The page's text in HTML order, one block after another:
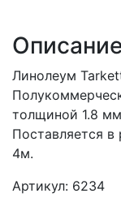
Линолеум
толщиной 1.8
Поставляется
4м.
Артикул: 6234